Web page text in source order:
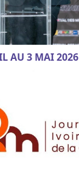
AU 3 MAI 2026